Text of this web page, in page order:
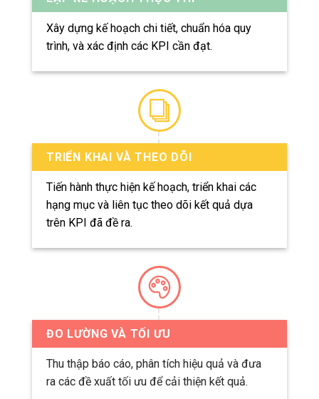
Xây dựng kế hoạch chi tiết, chuẩn hóa quy
trình, và xác định các KPI cần đạt.
TRIỂN KHAI VÀ THEO DÕI
Tiến hành thực hiện kế hoạch, triển khai các
hạng mục và liên tục theo dõi kết quả dựa
trên KPI đã đề ra.
ĐO LƯỜNG VÀ TỐI ƯU
Thu thập báo cáo, phân tích hiệu quả và đưa
ra các đề xuất tối ưu để cải thiện kết quả.